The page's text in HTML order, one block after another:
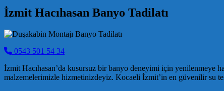
İzmit Hacıhasan Banyo Tadilatı
0543 501 54 34
İzmit Hacıhasan’da kusursuz bir banyo deneyimi için yenilenmeye
malzemelerimizle hizmetinizdeyiz. Kocaeli İzmit’in en güvenilir su